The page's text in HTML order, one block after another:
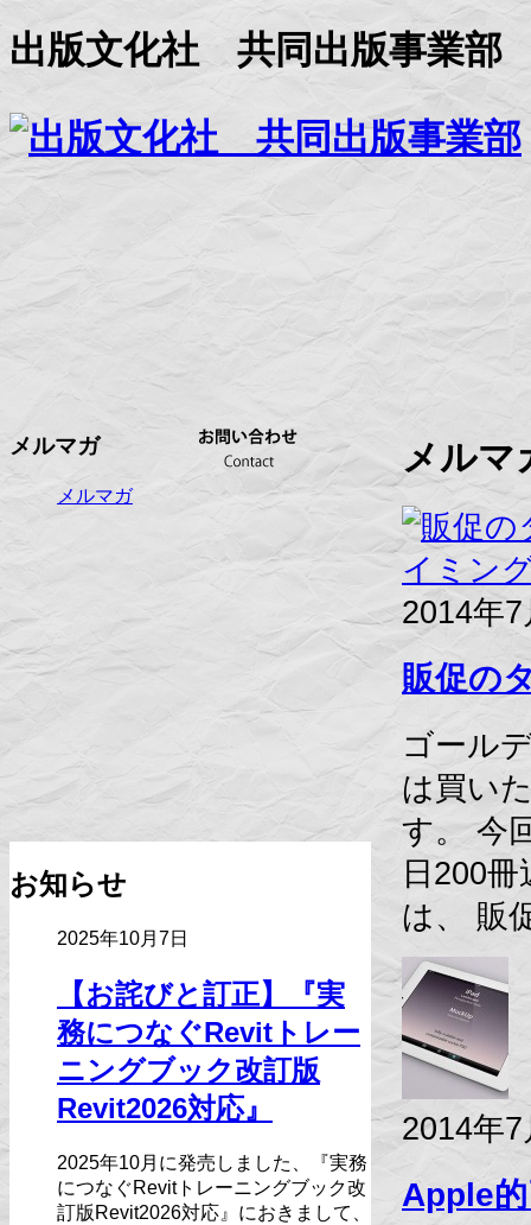
出版文化社 共同出版事業部
メルマ
2014年
販促の
ゴール
は買い
す。 今
日200
は、 販
2014年
Apple
メルマガ
メルマガ
お知らせ
2025年10月7日
【お詫びと訂正】『実
務につなぐRevitトレー
ニングブック改訂版
Revit2026対応』
2025年10月に発売しました、『実務
につなぐRevitトレーニングブック改
訂版Revit2026対応』におきまして、